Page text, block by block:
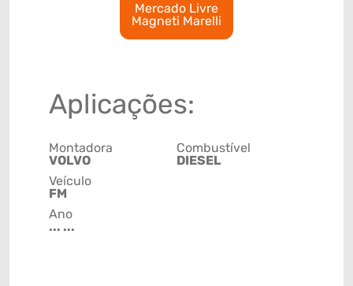
Mercado Livre
Magneti Marelli
Aplicações:
Montadora
VOLVO
Veículo
FM
Ano
... ...
Combustível
DIESEL